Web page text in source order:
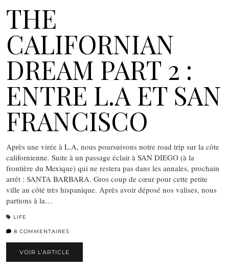
THE
CALIFORNIAN
DREAM PART 2 :
ENTRE L.A ET SAN
FRANCISCO
Après une virée à L.A, nous poursuivons notre road trip sur la côte
californienne. Suite à un passage éclair à SAN DIEGO (à la
frontière du Mexique) qui ne restera pas dans les annales, prochain
arrêt : SANTA BARBARA. Gros coup de cœur pour cette petite
ville au côté très hispanique. Après avoir déposé nos valises, nous
partions à la…
LIFE
8 COMMENTAIRES
VOIR L’ARTICLE